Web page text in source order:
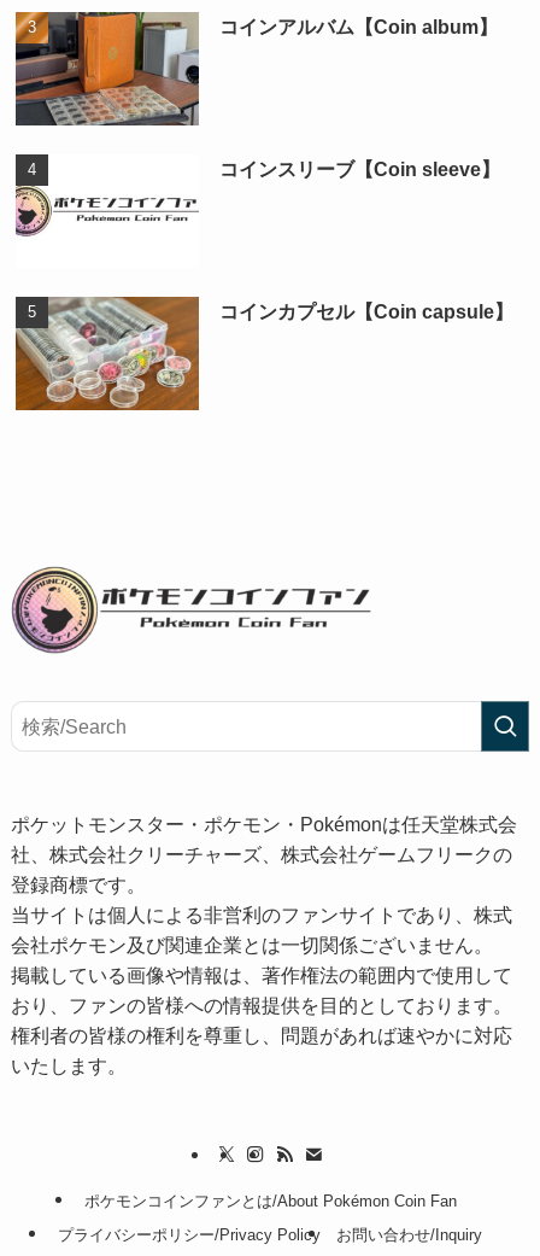
コインアルバム【Coin album】
コインスリーブ【Coin sleeve】
コインカプセル【Coin capsule】
ポケットモンスター・ポケモン・Pokémonは任天堂株式会
社、株式会社クリーチャーズ、株式会社ゲームフリークの
登録商標です。
当サイトは個人による非営利のファンサイトであり、株式
会社ポケモン及び関連企業とは一切関係ございません。
掲載している画像や情報は、著作権法の範囲内で使用して
おり、ファンの皆様への情報提供を目的としております。
権利者の皆様の権利を尊重し、問題があれば速やかに対応
いたします。
ポケモンコインファンとは/About Pokémon Coin Fan
プライバシーポリシー/Privacy Policy
お問い合わせ/Inquiry